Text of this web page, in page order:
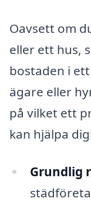
Oavsett om
eller ett hus,
bostaden i
ägare eller
på vilket ett
kan hjälpa
Grundlig